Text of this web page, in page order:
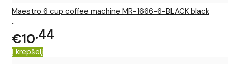
Maestro 6 cup coffee machine MR-1666-6-BLACK black
..
€10 44
Į krepšelį